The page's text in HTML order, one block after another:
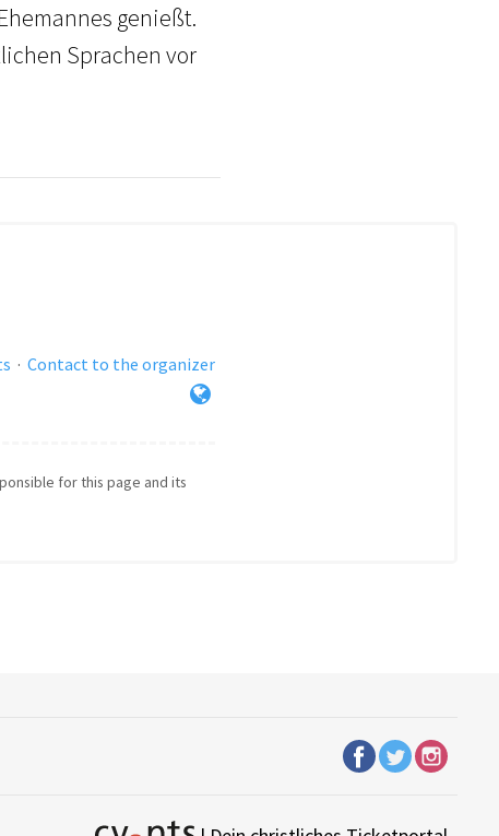
genießt.
Sprachen vor
· Contact to the organizer
for this page and its